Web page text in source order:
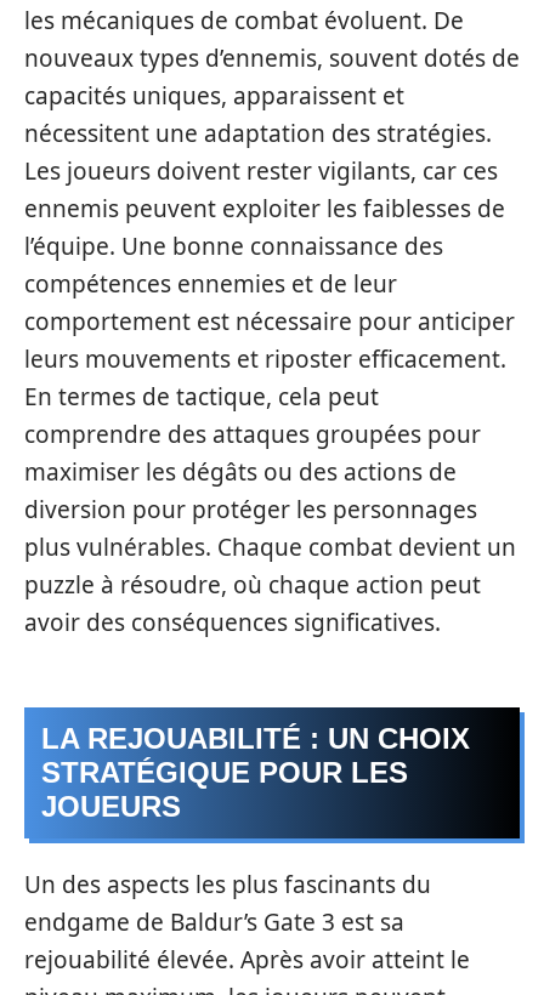
les mécaniques de combat évoluent. De
nouveaux types d’ennemis, souvent dotés de
capacités uniques, apparaissent et
nécessitent une adaptation des stratégies.
Les joueurs doivent rester vigilants, car ces
ennemis peuvent exploiter les faiblesses de
l’équipe. Une bonne connaissance des
compétences ennemies et de leur
comportement est nécessaire pour anticiper
leurs mouvements et riposter efficacement.
En termes de tactique, cela peut
comprendre des attaques groupées pour
maximiser les dégâts ou des actions de
diversion pour protéger les personnages
plus vulnérables. Chaque combat devient un
puzzle à résoudre, où chaque action peut
avoir des conséquences significatives.
LA REJOUABILITÉ : UN CHOIX
STRATÉGIQUE POUR LES
JOUEURS
Un des aspects les plus fascinants du
endgame de Baldur’s Gate 3 est sa
rejouabilité élevée. Après avoir atteint le